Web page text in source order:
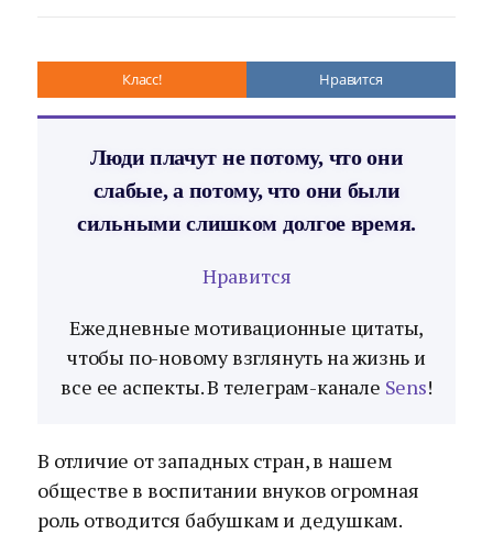
Класс! Нравится
Люди плачут не потому, что они
слабые, а потому, что они были
сильными слишком долгое время.
Нравится
Ежедневные мотивационные цитаты,
чтобы по-новому взглянуть на жизнь и
все ее аспекты. В телеграм-канале Sens!
В отличие от западных стран, в нашем
обществе в воспитании внуков огромная
роль отводится бабушкам и дедушкам.